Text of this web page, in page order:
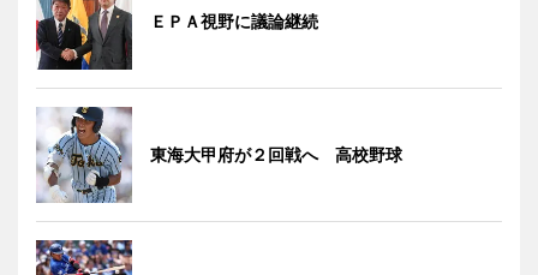
ＥＰＡ視野に議論継続
東海大甲府が２回戦へ 高校野球